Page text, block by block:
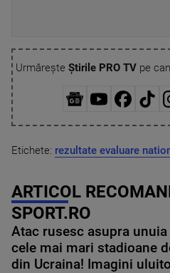
Urmărește Știrile PRO TVpe
Etichete: rezultate evaluare
ARTICOL
SPORT.RO
Atac rusesc asupra
cele mai mari stadioane
din Ucraina! Imagini